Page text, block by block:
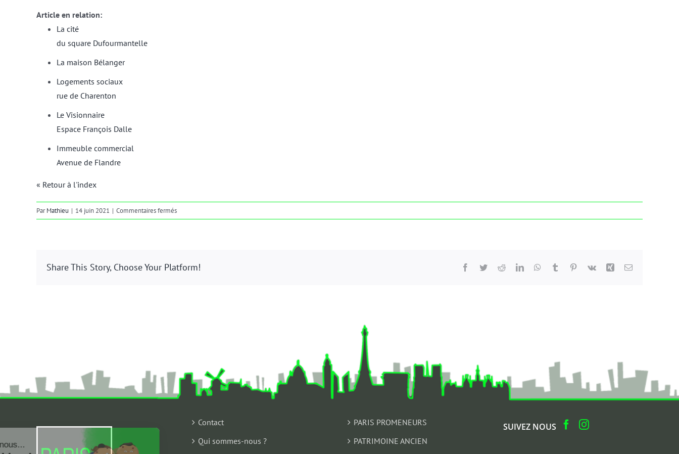
Article en relation:
La cité
du square Dufourmantelle
La maison Bélanger
Logements sociaux
rue de Charenton
Le Visionnaire
Espace François Dalle
Immeuble commercial
Avenue de Flandre
« Retour à l'index
ParMathieu | 14 juin 2021 | Commentaires ferméssur
modénature
Share This Story, Choose Your Platform! Facebook
TwitterRedditLinkedInWhatsApp
Tumblr Pinterest
Vk Xing Email
Contact
Qui sommes-nous ?
PARIS PROMENEURS
PATRIMOINE ANCIEN
SUIVEZ NOUS
Salut c'est nous...